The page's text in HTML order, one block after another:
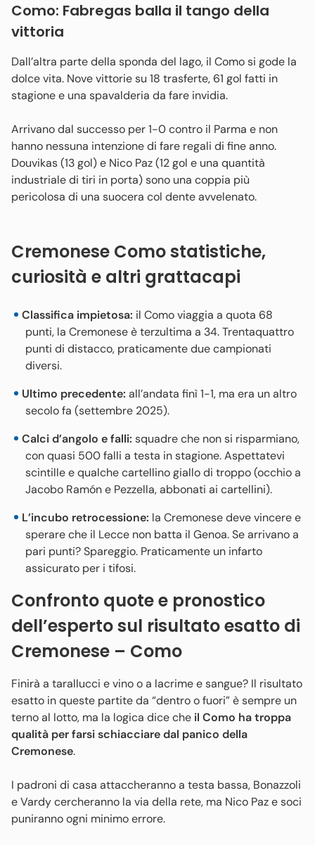
Como: Fabregas balla il tango della
vittoria
Dall’altra parte della sponda del lago, il Como si gode la
dolce vita. Nove vittorie su 18 trasferte, 61 gol fatti in
stagione e una spavalderia da fare invidia.
Arrivano dal successo per 1-0 contro il Parma e non
hanno nessuna intenzione di fare regali di fine anno.
Douvikas (13 gol) e Nico Paz (12 gol e una quantità
industriale di tiri in porta) sono una coppia più
pericolosa di una suocera col dente avvelenato.
Cremonese Como statistiche,
curiosità e altri grattacapi
Classifica impietosa: il Como viaggia a quota 68
punti, la Cremonese è terzultima a 34. Trentaquattro
punti di distacco, praticamente due campionati
diversi.
Ultimo precedente: all’andata finì 1-1, ma era un altro
secolo fa (settembre 2025).
Calci d’angolo e falli: squadre che non si risparmiano,
con quasi 500 falli a testa in stagione. Aspettatevi
scintille e qualche cartellino giallo di troppo (occhio a
Jacobo Ramón e Pezzella, abbonati ai cartellini).
L’incubo retrocessione: la Cremonese deve vincere e
sperare che il Lecce non batta il Genoa. Se arrivano a
pari punti? Spareggio. Praticamente un infarto
assicurato per i tifosi.
Confronto quote e pronostico
dell’esperto sul risultato esatto di
Cremonese – Como
Finirà a tarallucci e vino o a lacrime e sangue? Il risultato
esatto in queste partite da “dentro o fuori” è sempre un
terno al lotto, ma la logica dice che il Como ha troppa
qualità per farsi schiacciare dal panico della
Cremonese.
I padroni di casa attaccheranno a testa bassa, Bonazzoli
e Vardy cercheranno la via della rete, ma Nico Paz e soci
puniranno ogni minimo errore.